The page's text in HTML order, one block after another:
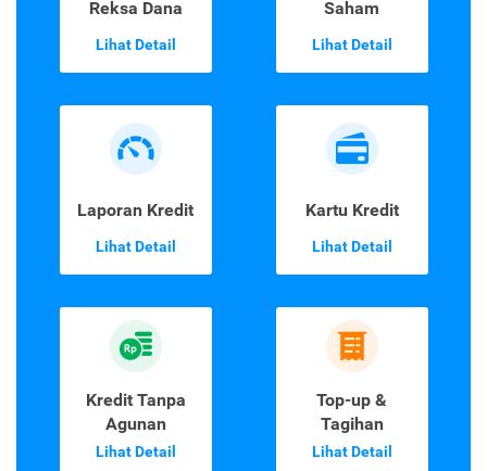
Reksa Dana
Lihat Detail
Saham
Lihat Detail
Laporan Kredit
Lihat Detail
Kartu Kredit
Lihat Detail
Kredit Tanpa
Agunan
Lihat Detail
Top-up &
Tagihan
Lihat Detail